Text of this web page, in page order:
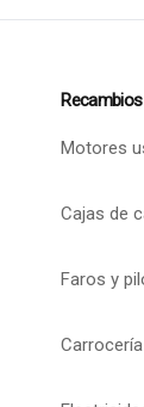
Recambios
Motores
Cajas de
Faros y
Carrocería